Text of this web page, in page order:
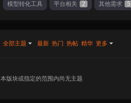
模型转化工具 平台相关 2 其他需求 5
全部主题 最新 热门 热帖 精华 更多
本版块或指定的范围内尚无主题